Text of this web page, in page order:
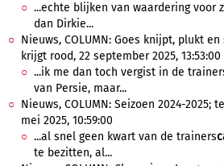
...echte blijken van waardering voor
dan Dirkie...
Nieuws, COLUMN: Goes knijpt, plukt
krijgt rood, 22 september 2025, 13:53:00
...ik me dan toch vergist in de
van Persie, maar...
Nieuws, COLUMN: Seizoen 2024-2025;
mei 2025, 10:59:00
...al snel geen kwart van de trainers
te bezitten, al...